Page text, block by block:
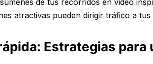
de tus recorridos en video
atractivas pueden dirigir tráfico a
Estrategias